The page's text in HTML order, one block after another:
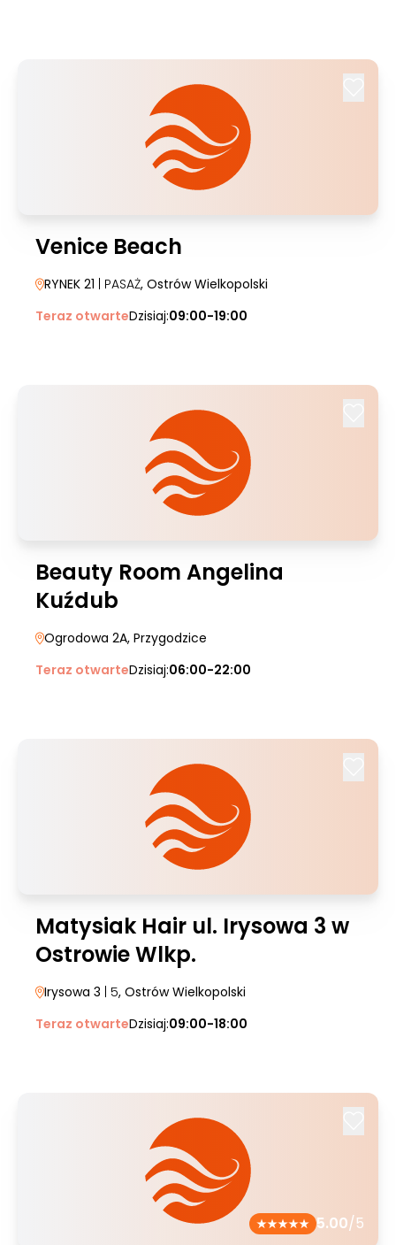
Venice Beach
RYNEK 21 | PASAŻ, Ostrów Wielkopolski
Teraz otwarteDzisiaj:09:00-19:00
Beauty Room Angelina
Kuźdub
Ogrodowa 2A, Przygodzice
Teraz otwarteDzisiaj:06:00-22:00
Matysiak Hair ul. Irysowa 3 w
Ostrowie Wlkp.
Irysowa 3 | 5, Ostrów Wielkopolski
Teraz otwarteDzisiaj:09:00-18:00
5.00/5